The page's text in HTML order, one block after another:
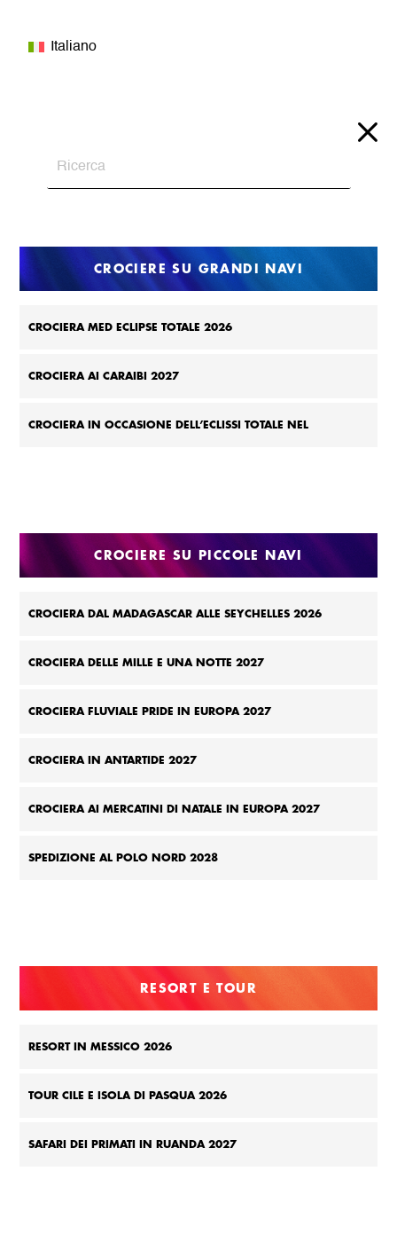
Italiano
CROCIERE SU GRANDI NAVI
CROCIERA MED ECLIPSE TOTALE 2026
CROCIERA AI CARAIBI 2027
CROCIERA IN OCCASIONE DELL’ECLISSI TOTALE NEL
CROCIERE SU PICCOLE NAVI
CROCIERA DAL MADAGASCAR ALLE SEYCHELLES 2026
CROCIERA DELLE MILLE E UNA NOTTE 2027
CROCIERA FLUVIALE PRIDE IN EUROPA 2027
CROCIERA IN ANTARTIDE 2027
CROCIERA AI MERCATINI DI NATALE IN EUROPA 2027
SPEDIZIONE AL POLO NORD 2028
RESORT E TOUR
RESORT IN MESSICO 2026
TOUR CILE E ISOLA DI PASQUA 2026
SAFARI DEI PRIMATI IN RUANDA 2027